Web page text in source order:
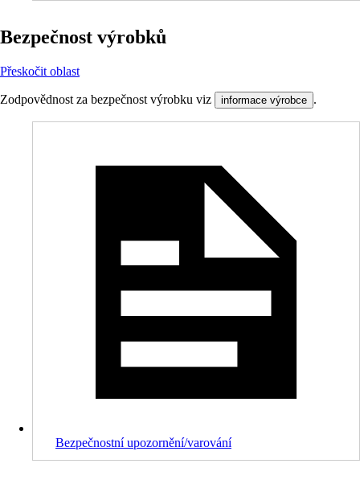
Bezpečnost výrobků
Přeskočit oblast
Zodpovědnost za bezpečnost výrobku viz informace výrobce .
Bezpečnostní upozornění/varování